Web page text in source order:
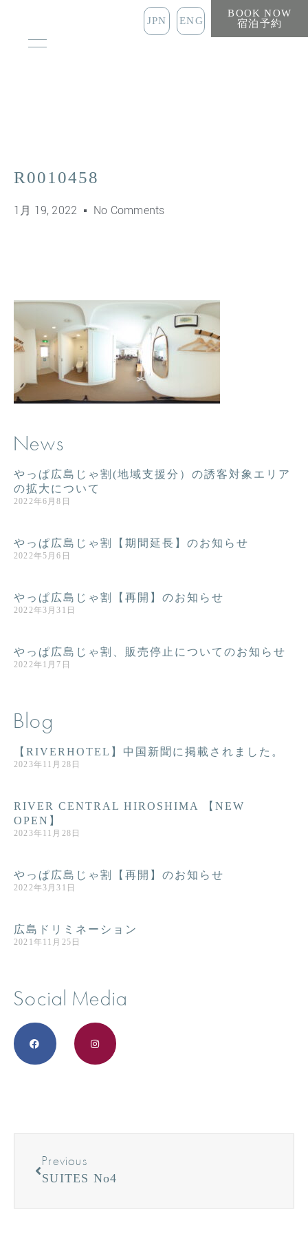
JPN ENG
BOOK NOW
宿泊予約
R0010458
1月 19, 2022 No Comments
News
やっぱ広島じゃ割(地域支援分）の誘客対象エリア
の拡大について
2022年6月8日
やっぱ広島じゃ割【期間延長】のお知らせ
2022年5月6日
やっぱ広島じゃ割【再開】のお知らせ
2022年3月31日
やっぱ広島じゃ割、販売停止についてのお知らせ
2022年1月7日
Blog
【RIVERHOTEL】中国新聞に掲載されました。
2023年11月28日
RIVER CENTRAL HIROSHIMA 【NEW
OPEN】
2023年11月28日
やっぱ広島じゃ割【再開】のお知らせ
2022年3月31日
広島ドリミネーション
2021年11月25日
Social Media
Previous
SUITES No4